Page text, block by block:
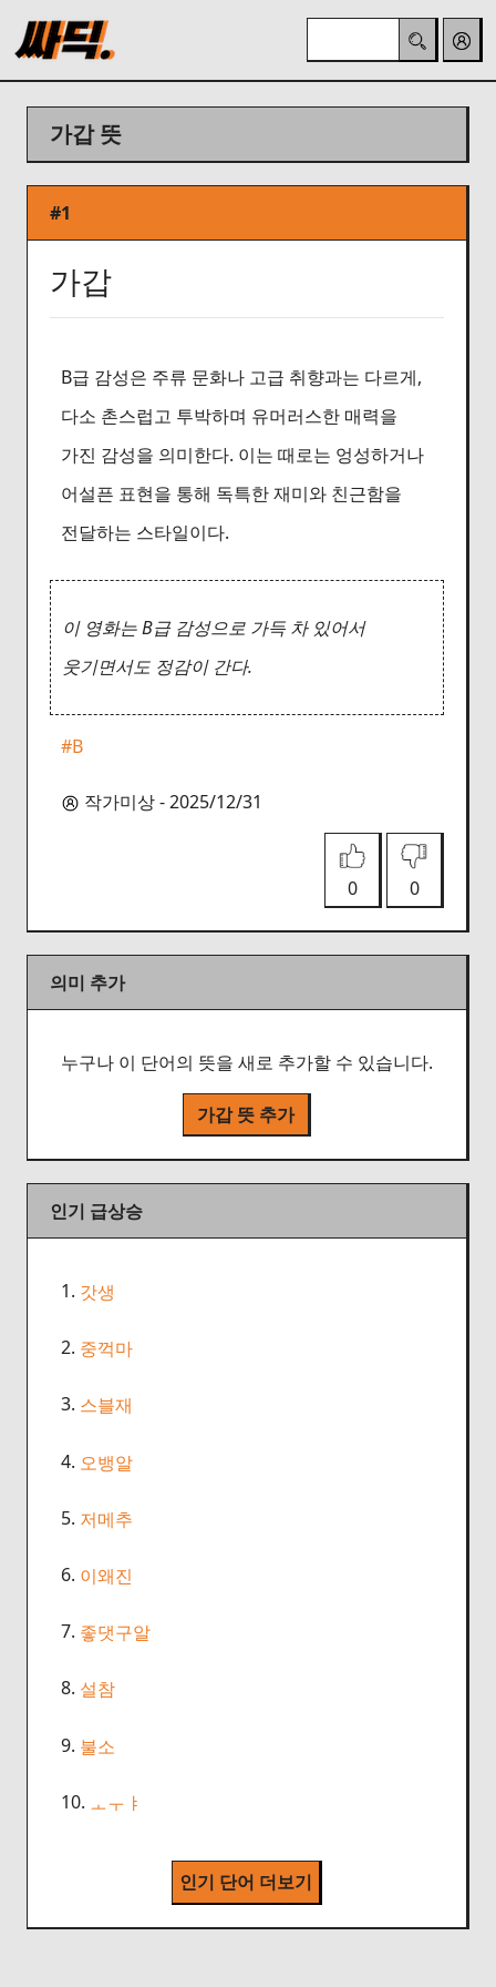
가갑 뜻
#1
가갑
B급 감성은 주류 문화나 고급 취향과는 다르게,
다소 촌스럽고 투박하며 유머러스한 매력을
가진 감성을 의미한다. 이는 때로는 엉성하거나
어설픈 표현을 통해 독특한 재미와 친근함을
전달하는 스타일이다.
이 영화는 B급 감성으로 가득 차 있어서
웃기면서도 정감이 간다.
#B
작가미상 - 2025/12/31
0 0
의미 추가
누구나 이 단어의 뜻을 새로 추가할 수 있습니다.
가갑 뜻 추가
인기 급상승
1. 갓생
2. 중꺽마
3. 스블재
4. 오뱅알
5. 저메추
6. 이왜진
7. 좋댓구알
8. 설참
9. 불소
10. ㅗㅜㅑ
인기 단어 더보기